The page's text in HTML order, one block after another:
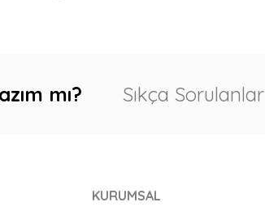
mı? Sıkça Sorulanlar
KURUMSAL